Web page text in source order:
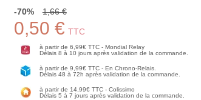
-70% 1,66 €
0,50 € TTC
à partir de 6,99€ TTC - Mondial Relay
Délais 8 à 10 jours après validation de la commande.
à partir de 9,99€ TTC - En Chrono-Relais.
Délais 48 à 72h après validation de la commande.
à partir de 14,99€ TTC - Colissimo
Délais 5 à 7 jours après validation de la commande.